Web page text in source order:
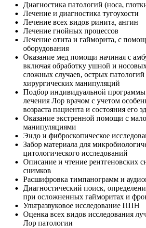
Диагностика патологий (носа,
Лечение и диагностика тугоухости
Лечение всех видов ринита, ангин
Лечение гнойных процессов
Лечение отита и гайморита, с
оборудования
Оказание мед помощи начиная с
включая обработку ушной и
сложных случаев, острых
хирургических манипуляций
Подбор индивидуальной программы
лечения Лор врачом с учетом
возраста пациента и состояния его
Оказание экстренной помощи с
манипуляциями
Эндо и фиброскопическое
Забор материала для
цитологического исследований
Описание и чтение рентгеновских
снимков
Расшифровка тимпанограмм и
Диагностический поиск,
при осложненных гайморитах и
Ультразвуковое исследование ППН
Оценка всех видов исследования
Лор патологии